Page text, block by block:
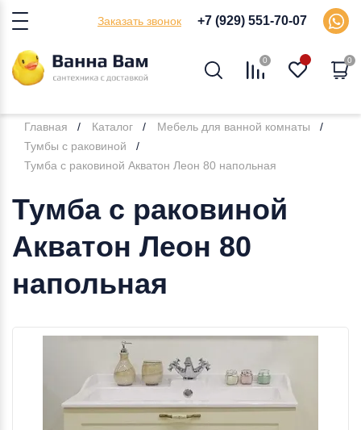
Заказать звонок +7 (929) 551-70-07
0 0
Главная Каталог
Мебель для ванной комнаты
Тумбы с раковиной
Тумба с раковиной Акватон Леон 80 напольная
Тумба с раковиной
Акватон Леон 80
напольная